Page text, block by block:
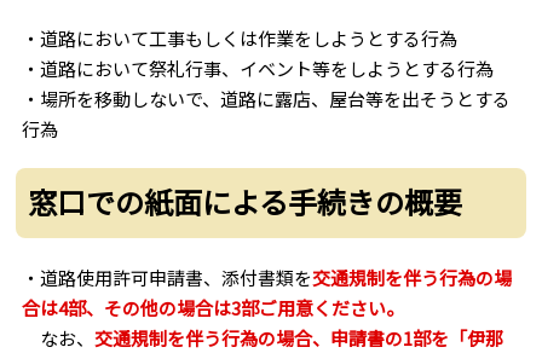
・道路において工事もしくは作業をしようとする行為
・道路において祭礼行事、イベント等をしようとする行為
・場所を移動しないで、道路に露店、屋台等を出そうとする
行為
窓口での紙面による手続きの概要
・道路使用許可申請書、添付書類を交通規制を伴う行為の場
合は4部、その他の場合は3部ご用意ください。
なお、交通規制を伴う行為の場合、申請書の1部を「伊那